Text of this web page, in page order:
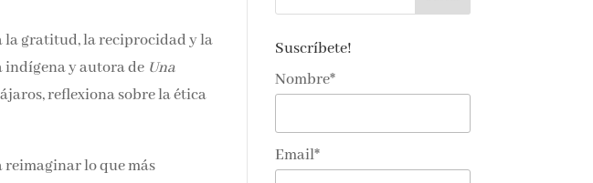
la gratitud, la reciprocidad y la
indígena y autora de Una
reflexiona sobre la ética
lo que más
Suscríbete!
Nombre*
Email*